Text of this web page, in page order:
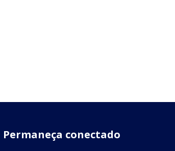
Permaneça conectado